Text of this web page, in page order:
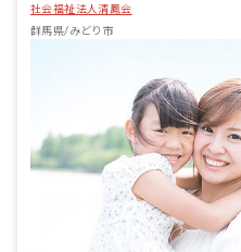
社会福祉法人清鳳会
群馬県/みどり市